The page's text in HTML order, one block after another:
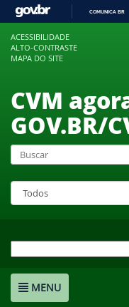
COMUNICA BR
ACESSIBILIDADE
ALTO-CONTRASTE
MAPA DO SITE
CVM
GOV.BR/
MENU